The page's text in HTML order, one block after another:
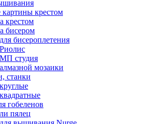
крестом
крестом
бисером
бисероплетения
студия
мозаики
станки
гобеленов
пялец